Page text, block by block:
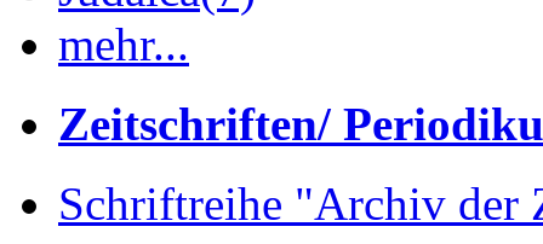
mehr...
Zeitschriften/
Schriftreihe "Archiv der